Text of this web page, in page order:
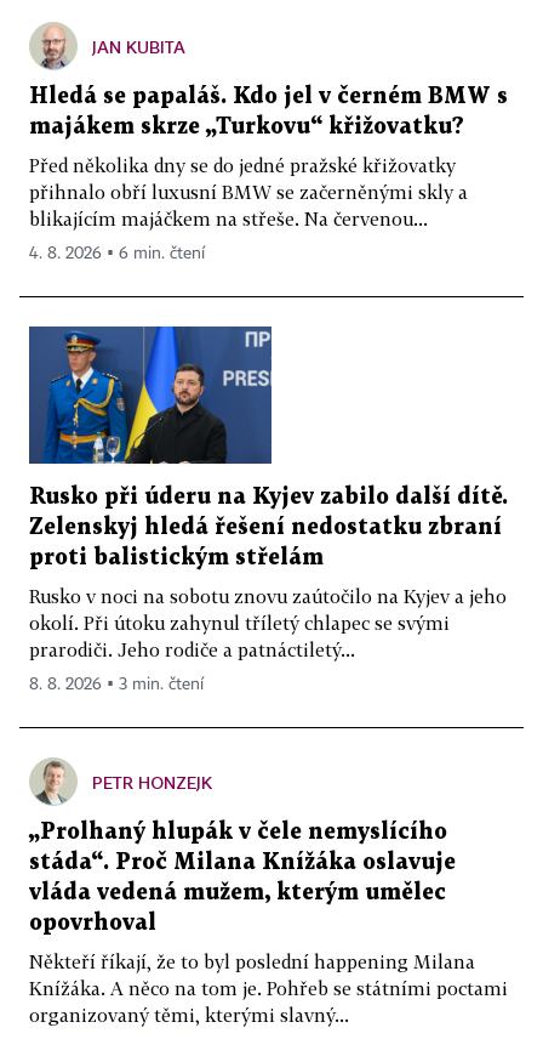
JAN KUBITA
Hledá se papaláš. Kdo jel v černém BMW s
majákem skrze „Turkovu“ křižovatku?
Před několika dny se do jedné pražské křižovatky
přihnalo obří luxusní BMW se začerněnými skly a
blikajícím majáčkem na střeše. Na červenou...
4. 8. 2026 ▪ 6 min. čtení
Rusko při úderu na Kyjev zabilo další dítě.
Zelenskyj hledá řešení nedostatku zbraní
proti balistickým střelám
Rusko v noci na sobotu znovu zaútočilo na Kyjev a jeho
okolí. Při útoku zahynul tříletý chlapec se svými
prarodiči. Jeho rodiče a patnáctiletý...
8. 8. 2026 ▪ 3 min. čtení
PETR HONZEJK
„Prolhaný hlupák v čele nemyslícího
stáda“. Proč Milana Knížáka oslavuje
vláda vedená mužem, kterým umělec
opovrhoval
Někteří říkají, že to byl poslední happening Milana
Knížáka. A něco na tom je. Pohřeb se státními poctami
organizovaný těmi, kterými slavný...